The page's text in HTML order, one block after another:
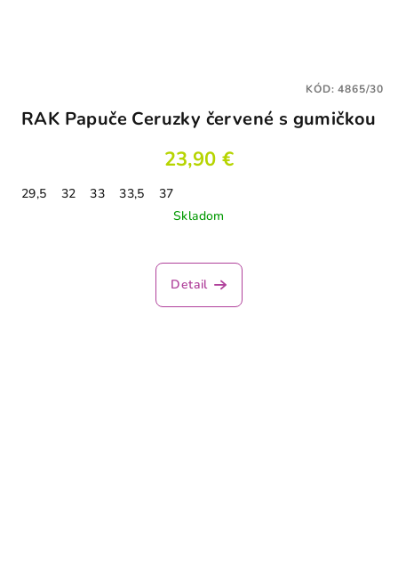
RAK Papuče Ceruzky červené s gumičkou
23,90 €
29,5 32 33 33,5
37
Skladom
Detail
KÓD:4865/30